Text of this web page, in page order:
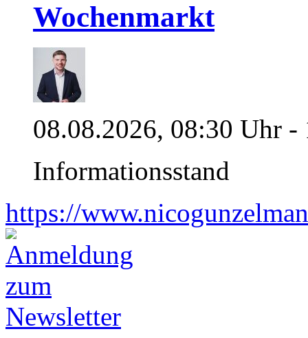
Wochenmarkt
08.08.2026, 08:30 Uhr -
Informationsstand
https://